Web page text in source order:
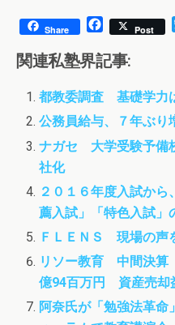
Share
F
c
e
b
o
o
k
Post
関連私塾界記事:
都教委調査 基礎学力
公務員給与、７年ぶり
ナガセ 大学受験予備
社化
２０１６年度入試か
薦入試」「特色入試」
ＦＬＥＮＳ 現場の声
リソー教育 中間決
億94百万円 資産売
阿奈氏が「勉強法革